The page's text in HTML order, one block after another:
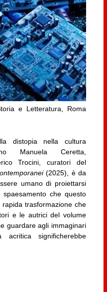
e Letteratura, Roma
distopia nella cultura
Manuela Ceretta,
Trocini, curatori del
(2025), è da
umano di proiettarsi
che questo
trasformazione che
e le autrici del volume
guardare agli immaginari
significherebbe